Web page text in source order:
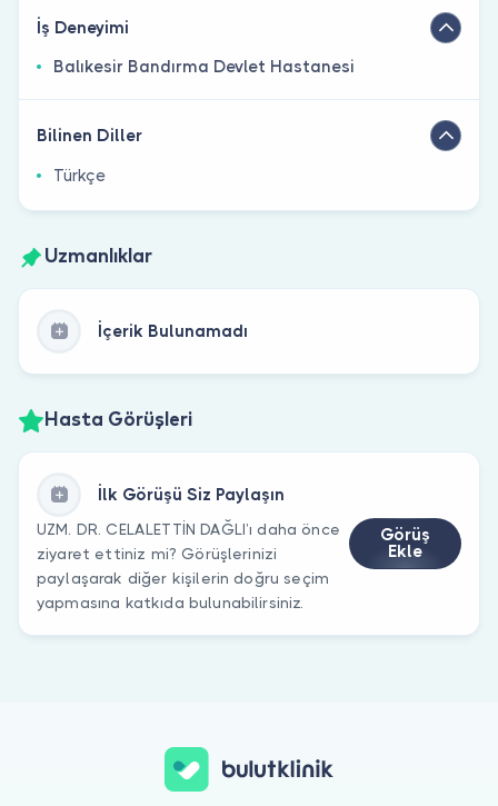
İş Deneyimi
Balıkesir Bandırma Devlet Hastanesi
Bilinen Diller
Türkçe
Uzmanlıklar
İçerik Bulunamadı
Hasta Görüşleri
İlk Görüşü Siz Paylaşın
UZM. DR. CELALETTİN DAĞLI’ı daha önce
ziyaret ettiniz mi? Görüşlerinizi
paylaşarak diğer kişilerin doğru seçim
yapmasına katkıda bulunabilirsiniz.
Görüş
Ekle